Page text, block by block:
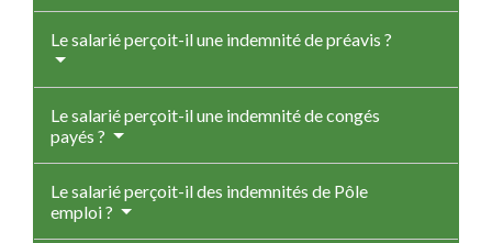
Le salarié perçoit-il une indemnité de préavis ?
Le salarié perçoit-il une indemnité de congés
payés ?
Le salarié perçoit-il des indemnités de Pôle
emploi ?